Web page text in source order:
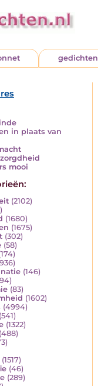
gedichten
in plaats van
mooi
(2102)
(1680)
(1675)
(302)
(58)
(146)
(83)
(1602)
(4994)
(541)
(1322)
(488)
(1517)
(46)
(289)